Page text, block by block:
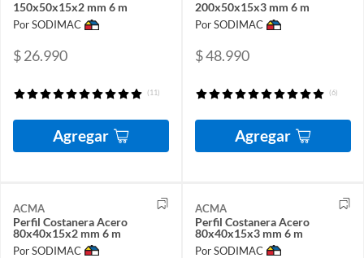
150x50x15x2 mm 6 m
Por SODIMAC
$ 26.990
(11)
Agregar
200x50x15x3 mm 6 m
Por SODIMAC
$ 48.990
(6)
Agregar
ACMA
Perfil Costanera Acero
80x40x15x2 mm 6 m
Por SODIMAC
ACMA
Perfil Costanera Acero
80x40x15x3 mm 6 m
Por SODIMAC